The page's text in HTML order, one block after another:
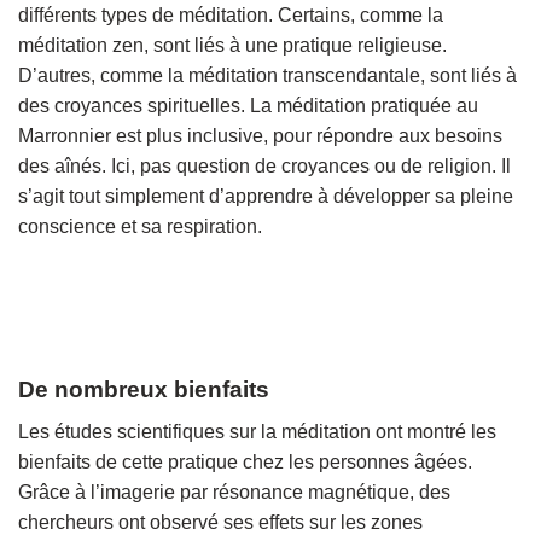
différents types de méditation. Certains, comme la
méditation zen, sont liés à une pratique religieuse.
D’autres, comme la méditation transcendantale, sont liés à
des croyances spirituelles. La méditation pratiquée au
Marronnier est plus inclusive, pour répondre aux besoins
des aînés. Ici, pas question de croyances ou de religion. Il
s’agit tout simplement d’apprendre à développer sa pleine
conscience et sa respiration.
De nombreux bienfaits
Les études scientifiques sur la méditation ont montré les
bienfaits de cette pratique chez les personnes âgées.
Grâce à l’imagerie par résonance magnétique, des
chercheurs ont observé ses effets sur les zones